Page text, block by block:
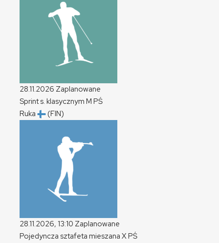
28.11.2026 Zaplanowane
Sprint s. klasycznym M PŚ
Ruka
(FIN)
28.11.2026, 13:10 Zaplanowane
Pojedyncza sztafeta mieszana XPŚ